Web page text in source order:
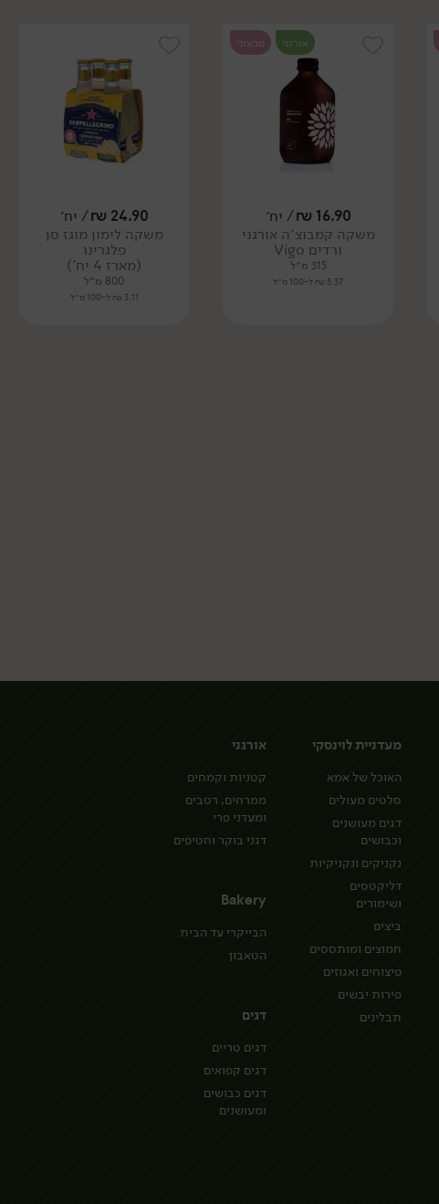
אורגני טבעוני
16.90
₪/ יח׳
משקה קמבוצ׳ה אורגני
ורדים Vigo
315 מ״ל
5.37 ₪ ל-100 מ״ל
24.90
₪/ יח׳
משקה לימון מוגז סן
פלגרינו
(מארז 4 יח')
800 מ״ל
3.11 ₪ ל-100 מ״ל
מעדניית לוינסקי
האוכל של אמא
סלטים מעולים
דגים מעושנים
וכבושים
נקניקים ונקניקיות
דליקטסים
ושימורים
ביצים
חמוצים ומותססים
פיצוחים ואגוזים
פירות יבשים
תבלינים
אורגני
קטניות וקמחים
ממרחים, רטבים
ומעדני פרי
דגני בוקר וחטיפים
Bakery
הבייקרי עד הבית
הטאבון
דגים
דגים טריים
דגים קפואים
דגים כבושים
ומעושנים